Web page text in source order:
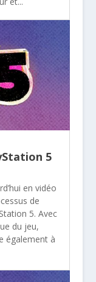
5
en vidéo
de
5. Avec
du jeu,
également à